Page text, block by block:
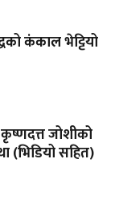
कंकाल भेट्टियो
जोशीको
(भिडियो सहित)